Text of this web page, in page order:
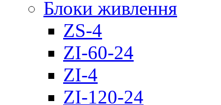
Блоки живлення
ZS-4
ZI-60-24
ZI-4
ZI-120-24